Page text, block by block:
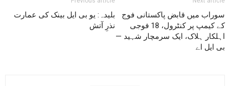
بلیدہ: یو بی ایل بینک کی عمارت
نذرِ آتش
سوراب میں قابض پاکستانی فوج
کے کیمپ پر کنٹرول، 18 فوجی
اہلکار ہلاک، ایک سرمچار شہید —
بی ایل اے